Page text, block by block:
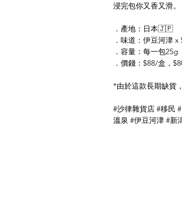
浸完包你又香又滑。
．產地：日本🇯🇵
．味道：伊豆河津
．容量：每一包25g
．價錢：$88/盒，
*由於這款長期缺貨
#沙律雜貨店 #移民
溫泉 #伊豆河津 #新